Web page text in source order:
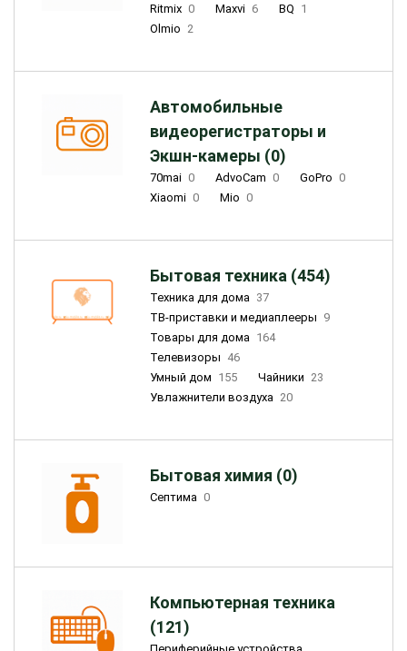
Ritmix 0 Maxvi 6 BQ 1
Olmio 2
Автомобильные
видеорегистраторы и
Экшн-камеры (0)
70mai 0 AdvoCam 0 GoPro 0
Xiaomi 0 Mio 0
Бытовая техника (454)
Техника для дома 37
ТВ-приставки и медиаплееры 9
Товары для дома 164
Телевизоры 46
Умный дом 155 Чайники 23
Увлажнители воздуха 20
Бытовая химия (0)
Септима 0
Компьютерная техника
(121)